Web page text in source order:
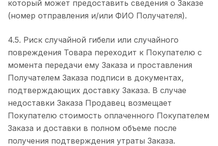
который может предоставить сведения о Заказе
(номер отправления и/или ФИО Получателя).
4.5. Риск случайной гибели или случайного
повреждения Товара переходит к Покупателю с
момента передачи ему Заказа и проставления
Получателем Заказа подписи в документах,
подтверждающих доставку Заказа. В случае
недоставки Заказа Продавец возмещает
Покупателю стоимость оплаченного Покупателем
Заказа и доставки в полном объеме после
получения подтверждения утраты Заказа.